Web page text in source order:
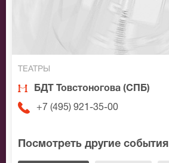
ТЕАТРЫ
БДТ Товстоногова (СПБ)
+7 (495) 921-35-00
Посмотреть другие события